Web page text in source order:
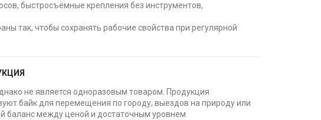
быстросъёмные крепления без инструментов,
так, чтобы сохранять рабочие свойства при регулярной
не является одноразовым товаром. Продукция
байк для перемещения по городу, выездов на природу или
баланс между ценой и достаточным уровнем